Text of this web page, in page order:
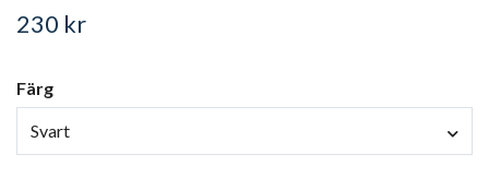
230 kr
Färg
Svart